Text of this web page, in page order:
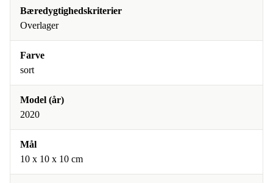
Bæredygtighedskriterier
Overlager
Farve
sort
Model (år)
2020
Mål
10 x 10 x 10 cm